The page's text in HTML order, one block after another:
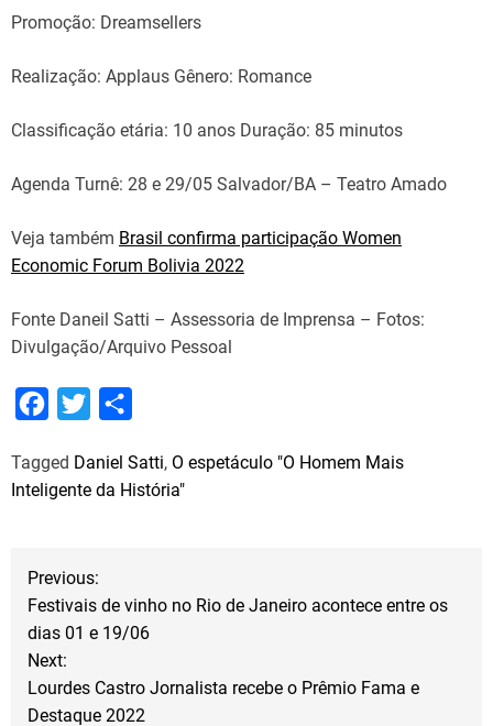
Promoção: Dreamsellers
Realização: Applaus Gênero: Romance
Classificação etária: 10 anos Duração: 85 minutos
Agenda Turnê: 28 e 29/05 Salvador/BA – Teatro Amado
Veja também Brasil confirma participação Women
Economic Forum Bolivia 2022
Fonte Daneil Satti – Assessoria de Imprensa – Fotos:
Divulgação/Arquivo Pessoal
c
e
o
k
i
t
r
a
r
Tagged Daniel Satti, O espetáculo "O Homem Mais
Inteligente da História"
NPrevious:
Festivais de vinho no Rio de Janeiro acontece entre os
dias 01 e 19/06
Next:
Lourdes Castro Jornalista recebe o Prêmio Fama e
Destaque 2022